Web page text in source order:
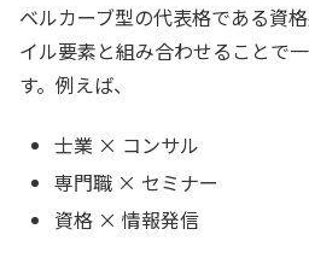
ベルカーブ型の代表格である資
イル要素と組み合わせることで
す。例えば、
士業 × コンサル
専門職 × セミナー
資格 × 情報発信